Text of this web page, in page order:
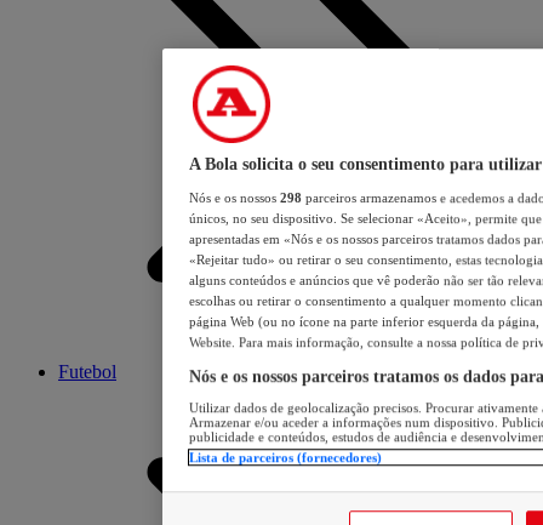
Futebol
A Bola solicita o seu consentimento para utilizar
Nós e os nossos 298 parceiros armazenamos e acedemos a
únicos, no seu dispositivo. Se selecionar «Aceito», permite
apresentadas em «Nós e os nossos parceiros tratamos dados
«Rejeitar tudo» ou retirar o seu consentimento, estas
alguns conteúdos e anúncios que vê poderão não ser tão
escolhas ou retirar o consentimento a qualquer momento
página Web (ou no ícone na parte inferior esquerda da página,
Website. Para mais informação, consulte a nossa política de
Nós e os nossos parceiros tratamos os dados
Utilizar dados de geolocalização precisos. Procurar
Armazenar e/ou aceder a informações num dispositivo.
publicidade e conteúdos, estudos de audiência e
Lista de parceiros (fornecedores)